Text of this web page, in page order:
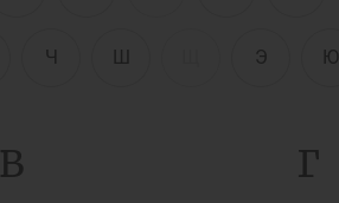
Ч Ш Э Ю
В Г